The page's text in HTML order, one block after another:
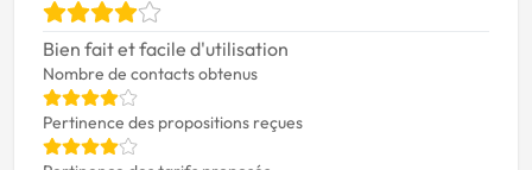
Bien fait et facile d'utilisation
Nombre de contacts obtenus
Pertinence des propositions reçues